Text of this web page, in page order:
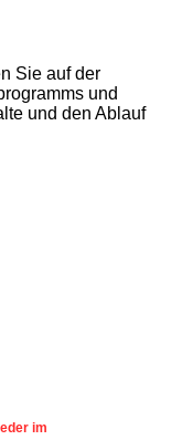
Sie auf der
und
und den Ablauf
im